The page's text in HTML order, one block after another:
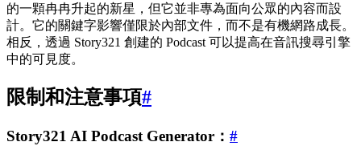
的一顆冉冉升起的新星，但它並非專為面向公眾的內容而設
計。它的關鍵字影響僅限於內部文件，而不是有機網路成長。
相反，透過 Story321 創建的 Podcast 可以提高在音訊搜尋引擎
中的可見度。
限制和注意事項#
Story321 AI Podcast Generator： #